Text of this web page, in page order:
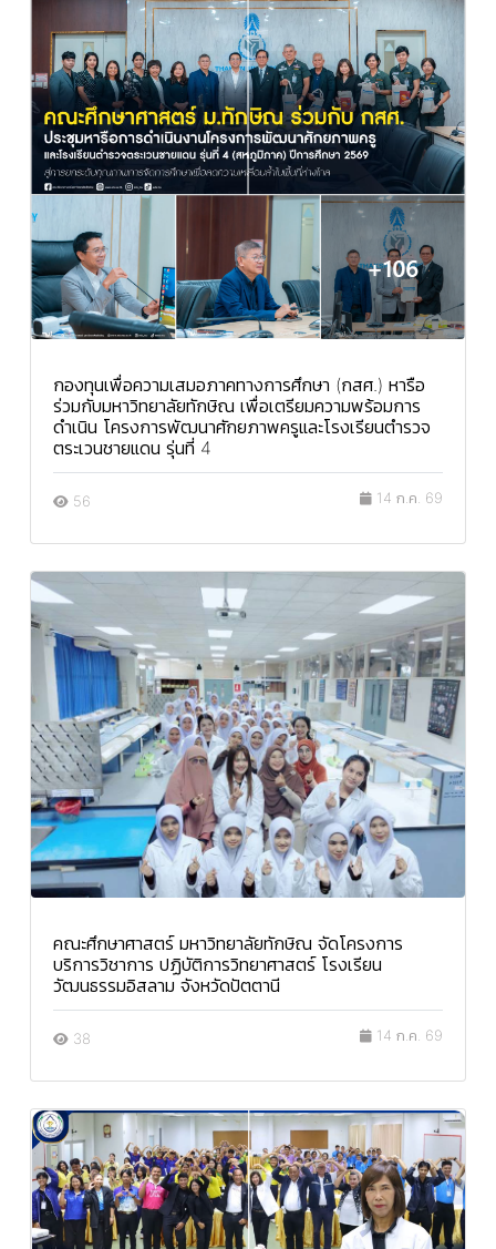
กองทุนเพื่อความเสมอภาคทางการศึกษา (กสศ.) หารือ
ร่วมกับมหาวิทยาลัยทักษิณ เพื่อเตรียมความพร้อมการ
ดำเนิน โครงการพัฒนาศักยภาพครูและโรงเรียนตำรวจ
ตระเวนชายแดน รุ่นที่ 4
56 14 ก.ค. 69
คณะศึกษาศาสตร์ มหาวิทยาลัยทักษิณ จัดโครงการ
บริการวิชาการ ปฏิบัติการวิทยาศาสตร์ โรงเรียน
วัฒนธรรมอิสลาม จังหวัดปัตตานี
38 14 ก.ค. 69